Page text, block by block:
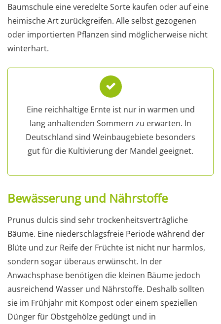
Baumschule eine veredelte Sorte kaufen oder auf eine
heimische Art zurückgreifen. Alle selbst gezogenen
oder importierten Pflanzen sind möglicherweise nicht
winterhart.
Eine reichhaltige Ernte ist nur in warmen und
lang anhaltenden Sommern zu erwarten. In
Deutschland sind Weinbaugebiete besonders
gut für die Kultivierung der Mandel geeignet.
Bewässerung und Nährstoffe
Prunus dulcis sind sehr trockenheitsverträgliche
Bäume. Eine niederschlagsfreie Periode während der
Blüte und zur Reife der Früchte ist nicht nur harmlos,
sondern sogar überaus erwünscht. In der
Anwachsphase benötigen die kleinen Bäume jedoch
ausreichend Wasser und Nährstoffe. Deshalb sollten
sie im Frühjahr mit Kompost oder einem speziellen
Dünger für Obstgehölze gedüngt und in